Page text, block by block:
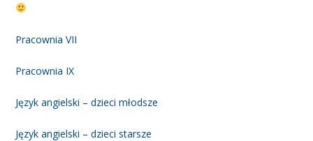
Pracownia VII
Pracownia IX
Język angielski – dzieci młodsze
Język angielski – dzieci starsze